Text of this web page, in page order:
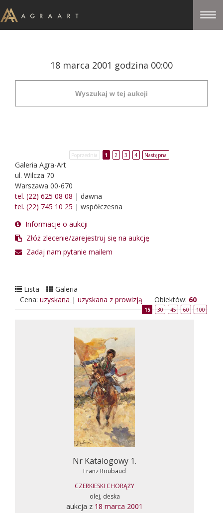
18 marca 2001 godzina 00:00
Poprzednia 1 2 3 4 Następna
Galeria Agra-Art
ul. Wilcza 70
Warszawa 00-670
tel. (22) 625 08 08 | dawna
tel. (22) 745 10 25 | współczesna
Informacje o aukcji
Złóż zlecenie/zarejestruj się na aukcję
Zadaj nam pytanie mailem
Lista
Galeria
Cena: uzyskana | uzyskana z prowizją Obiektów: 60
15 30 45 60 100
Nr Katalogowy 1.
Franz Roubaud
CZERKIESKI CHORĄŻY
olej, deska
aukcja z 18 marca 2001